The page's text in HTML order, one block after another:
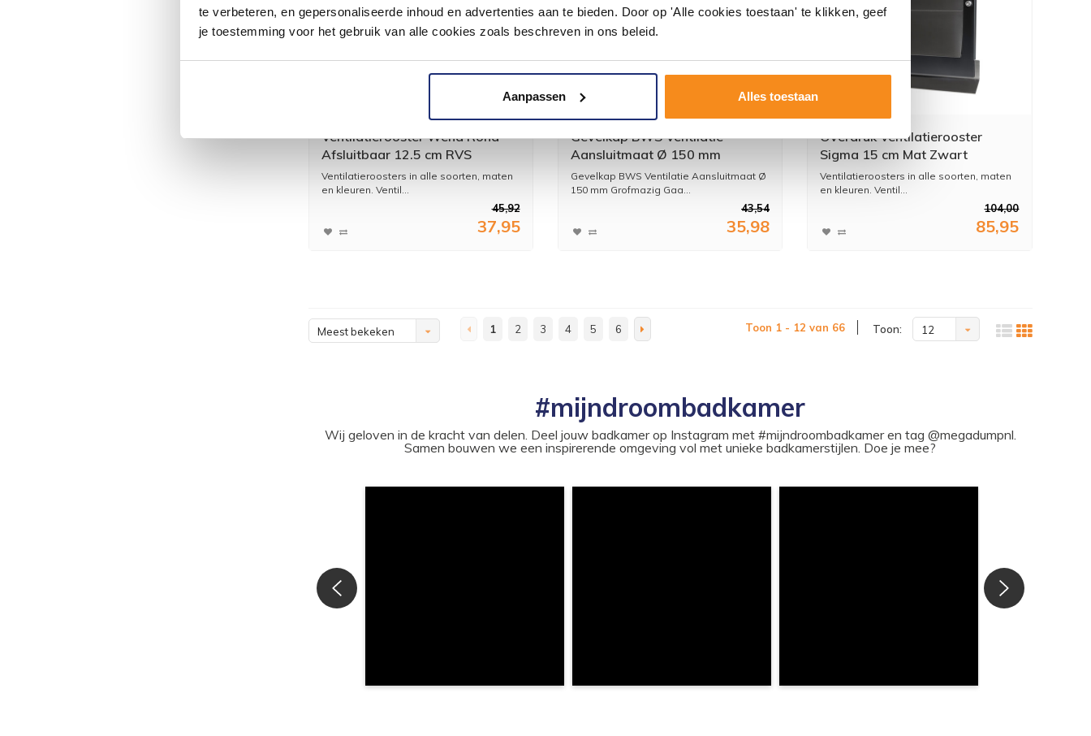
te verbeteren, en gepersonaliseerde inhoud en advertenties aan te bieden. Door op 'Alle cookies toestaan' te klikken, geef
je toestemming voor het gebruik van alle cookies zoals beschreven in ons beleid.
Aanpassen Alles toestaan
Ventilatierooster Weha Rond
Afsluitbaar 12.5 cm RVS
Ventilatieroosters in alle soorten, maten
en kleuren. Ventil...
45,92
37,95
Gevelkap BWS Ventilatie
Aansluitmaat Ø 150 mm
Grofmazig Gaas Met Hoge
Doorlaat RVS
Gevelkap BWS Ventilatie Aansluitmaat Ø
150 mm Grofmazig Gaa...
43,54
35,98
Overdruk Ventilatierooster
Sigma 15 cm Mat Zwart
Ventilatieroosters in alle soorten, maten
en kleuren. Ventil...
104,00
85,95
Meest bekeken 1 2 3 4 5 6 Toon 1 - 12 van 66 Toon: 12
#mijndroombadkamer
Wij geloven in de kracht van delen. Deel jouw badkamer op Instagram met #mijndroombadkamer en tag @megadumpnl.
Samen bouwen we een inspirerende omgeving vol met unieke badkamerstijlen. Doe je mee?